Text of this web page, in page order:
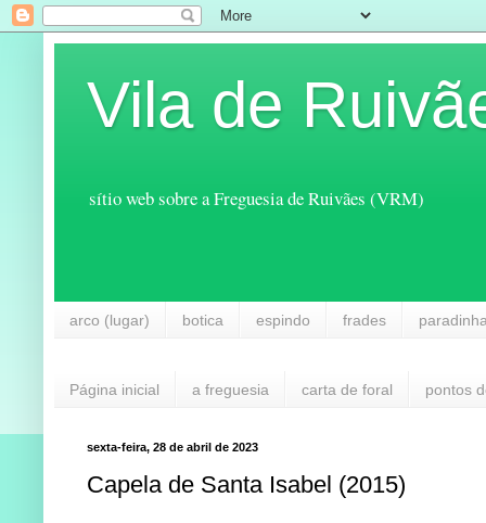
Vila de
sítio web sobre a Freguesia de Ruivães (VRM)
arco (lugar) botica espindo frades
Página inicial a freguesia carta de foral pontos
sexta-feira, 28 de abril de 2023
Capela de Santa Isabel (2015)